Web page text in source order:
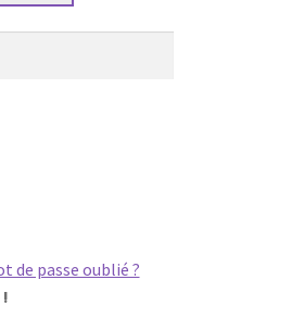
de passe oublié ?